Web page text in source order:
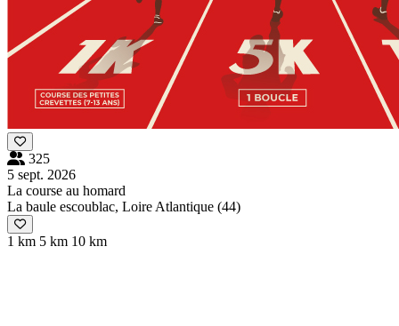
325
5 sept. 2026
La course au homard
La baule escoublac, Loire Atlantique (44)
1 km 5 km 10 km